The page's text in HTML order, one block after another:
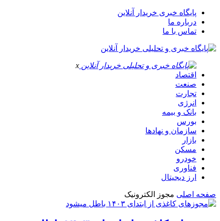
پایگاه خبری خریدار آنلاین
درباره ما
تماس با ما
x
اقتصاد
صنعت
تجارت
انرژی
بانک و بیمه
بورس
سازمان و نهادها
بازار
مسکن
خودرو
فناوری
ارز دیجیتال
صفحه اصلی مجوز الکترونیک